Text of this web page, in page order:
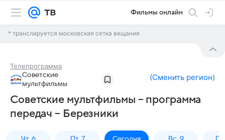
Фильмы онлайн
* транслируется московская сетка вещания
Телепрограмма
Советские
мультфильмы
(Сменить регион)
Советские мультфильмы – программа
передач – Березники